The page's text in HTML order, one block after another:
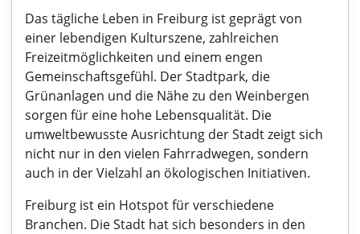
Das tägliche Leben in Freiburg ist geprägt von
einer lebendigen Kulturszene, zahlreichen
Freizeitmöglichkeiten und einem engen
Gemeinschaftsgefühl. Der Stadtpark, die
Grünanlagen und die Nähe zu den Weinbergen
sorgen für eine hohe Lebensqualität. Die
umweltbewusste Ausrichtung der Stadt zeigt sich
nicht nur in den vielen Fahrradwegen, sondern
auch in der Vielzahl an ökologischen Initiativen.
Freiburg ist ein Hotspot für verschiedene
Branchen. Die Stadt hat sich besonders in den